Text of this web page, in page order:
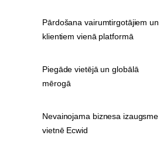
Pārdošana vairumtirgotājiem un
klientiem vienā platformā
Piegāde vietējā un globālā
mērogā
Nevainojama biznesa izaugsme
vietnē Ecwid